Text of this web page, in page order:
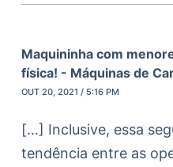
Maquininha com
física! - Máquinas de
OUT 20, 2021 / 5:16 PM
[…] Inclusive, essa
tendência entre as